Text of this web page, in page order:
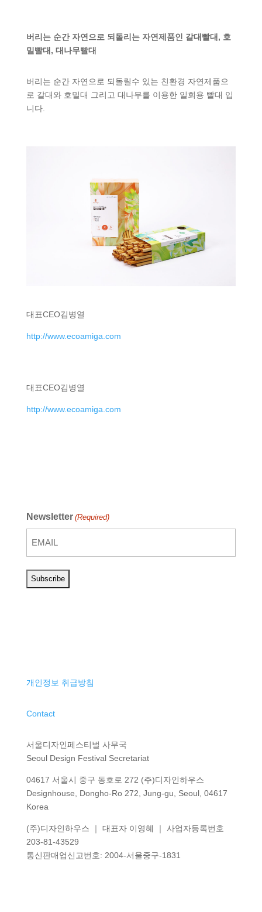
버리는 순간 자연으로 되돌리는 자연제품인 갈대빨대, 호
밀빨대, 대나무빨대
버리는 순간 자연으로 되돌릴수 있는 친환경 자연제품으
로 갈대와 호밀대 그리고 대나무를 이용한 일회용 빨대 입
니다.
대표CEO김병열
http://www.ecoamiga.com
대표CEO김병열
http://www.ecoamiga.com
Newsletter (Required)
개인정보 취급방침
Contact
서울디자인페스티벌 사무국
Seoul Design Festival Secretariat
04617 서울시 중구 동호로 272 (주)디자인하우스
Designhouse, Dongho-Ro 272, Jung-gu, Seoul, 04617
Korea
(주)디자인하우스 ｜ 대표자 이영혜 ｜ 사업자등록번호
203-81-43529
통신판매업신고번호: 2004-서울중구-1831